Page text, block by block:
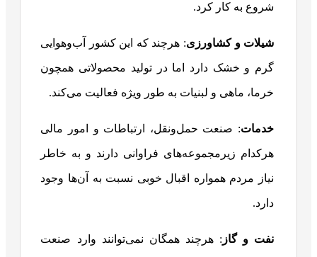
شروع به کار کرد.
شیلات و کشاورزی: هرچند که این کشور آب‌وهوایی
گرم و خشک دارد اما در تولید محصولاتی همچون
خرما، ماهی و لبنیات به طور ویژه فعالیت می‌کند.
خدمات: صنعت حمل‌ونقل، ارتباطات و امور مالی
هرکدام زیرمجموعه‌های فراوانی دارند و به خاطر
نیاز مردم همواره اقبال خوبی نسبت به آن‌ها وجود
دارد.
نفت و گاز : هرچند همگان نمی‌توانند وارد صنعت